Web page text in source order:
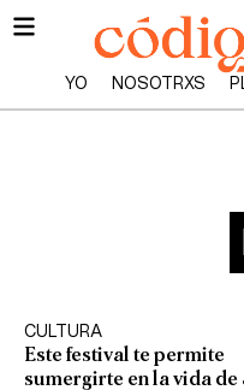
YO NOSOTRXS
CULTURA
Este festival te permite
sumergirte en la vida de